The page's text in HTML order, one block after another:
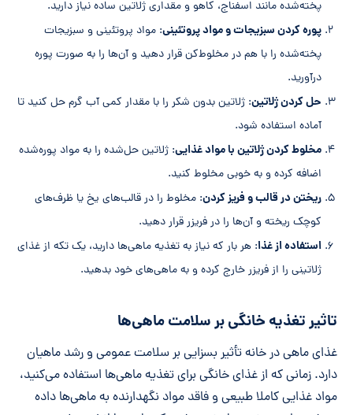
پخته‌شده مانند اسفناج، کاهو و مقداری ژلاتین ساده نیاز دارید.
پوره کردن سبزیجات و مواد پروتئینی: مواد پروتئینی و سبزیجات
پخته‌شده را با هم در مخلوط‌کن قرار دهید و آن‌ها را به صورت پوره
درآورید.
حل کردن ژلاتین: ژلاتین بدون شکر را با مقدار کمی آب گرم حل کنید تا
آماده استفاده شود.
مخلوط کردن ژلاتین با مواد غذایی: ژلاتین حل‌شده را به مواد پوره‌شده
اضافه کرده و به خوبی مخلوط کنید.
ریختن در قالب و فریز کردن: مخلوط را در قالب‌های یخ یا ظرف‌های
کوچک ریخته و آن‌ها را در فریزر قرار دهید.
استفاده از غذا: هر بار که نیاز به تغذیه ماهی‌ها دارید، یک تکه از غذای
ژلاتینی را از فریزر خارج کرده و به ماهی‌های خود بدهید.
تاثیر تغذیه خانگی بر سلامت ماهی‌ها
غذای ماهی در خانه تأثیر بسزایی بر سلامت عمومی و رشد ماهیان
دارد. زمانی که از غذای خانگی برای تغذیه ماهی‌ها استفاده می‌کنید،
مواد غذایی کاملا طبیعی و فاقد مواد نگهدارنده به ماهی‌ها داده